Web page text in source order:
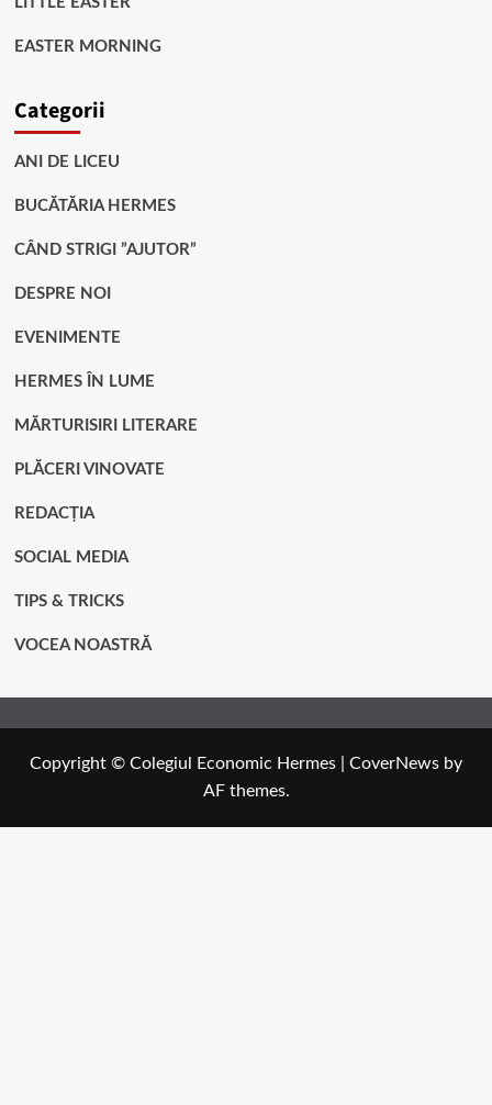
EASTER MORNING
Categorii
ANI DE LICEU
BUCĂTĂRIA HERMES
CÂND STRIGI ”AJUTOR”
DESPRE NOI
EVENIMENTE
HERMES ÎN LUME
MĂRTURISIRI LITERARE
PLĂCERI VINOVATE
REDACȚIA
SOCIAL MEDIA
TIPS & TRICKS
VOCEA NOASTRĂ
Copyright © Colegiul Economic Hermes CoverNews by
AF themes.